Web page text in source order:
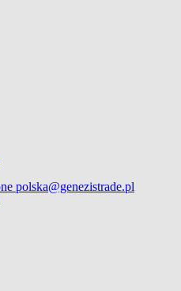
polska@genezistrade.pl